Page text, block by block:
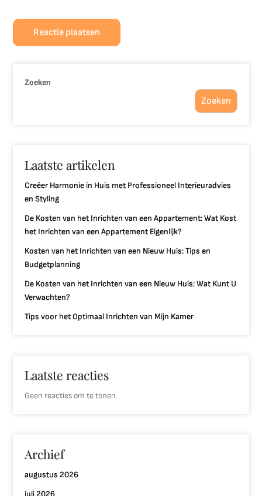
Zoeken
Zoeken
Laatste artikelen
Creëer Harmonie in Huis met Professioneel Interieuradvies
en Styling
De Kosten van het Inrichten van een Appartement: Wat Kost
het Inrichten van een Appartement Eigenlijk?
Kosten van het Inrichten van een Nieuw Huis: Tips en
Budgetplanning
De Kosten van het Inrichten van een Nieuw Huis: Wat Kunt U
Verwachten?
Tips voor het Optimaal Inrichten van Mijn Kamer
Laatste reacties
Geen reacties om te tonen.
Archief
augustus 2026
juli 2026